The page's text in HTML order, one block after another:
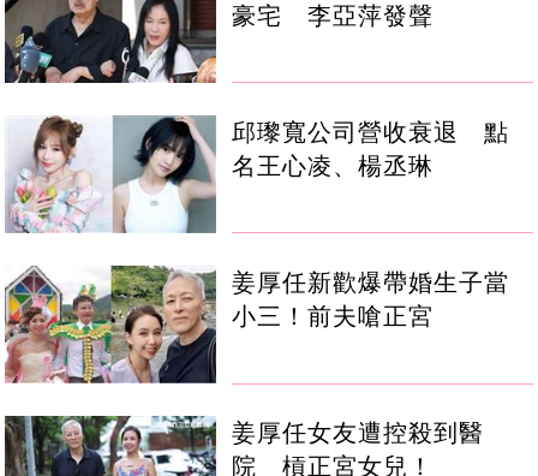
豪宅 李亞萍發聲
邱瓈寬公司營收衰退 點
名王心凌、楊丞琳
姜厚任新歡爆帶婚生子當
小三！前夫嗆正宮
姜厚任女友遭控殺到醫
院 槓正宮女兒！